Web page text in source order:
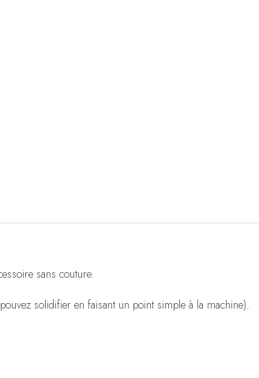
sans couture.
solidifier en faisant un point simple à la machine).